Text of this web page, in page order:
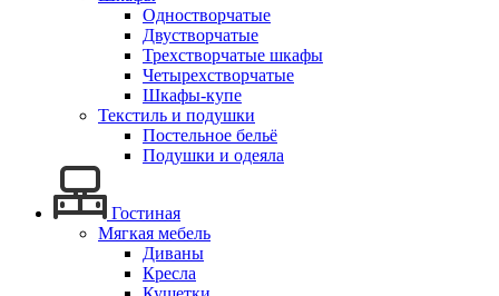
Одностворчатые
Двустворчатые
Трехстворчатые шкафы
Четырехстворчатые
Шкафы-купе
Текстиль и подушки
Постельное бельё
Подушки и одеяла
Гостиная
Мягкая мебель
Диваны
Кресла